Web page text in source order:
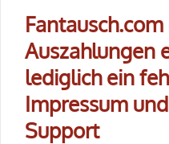
Auszahlungen
lediglich ein
Impressum
Support